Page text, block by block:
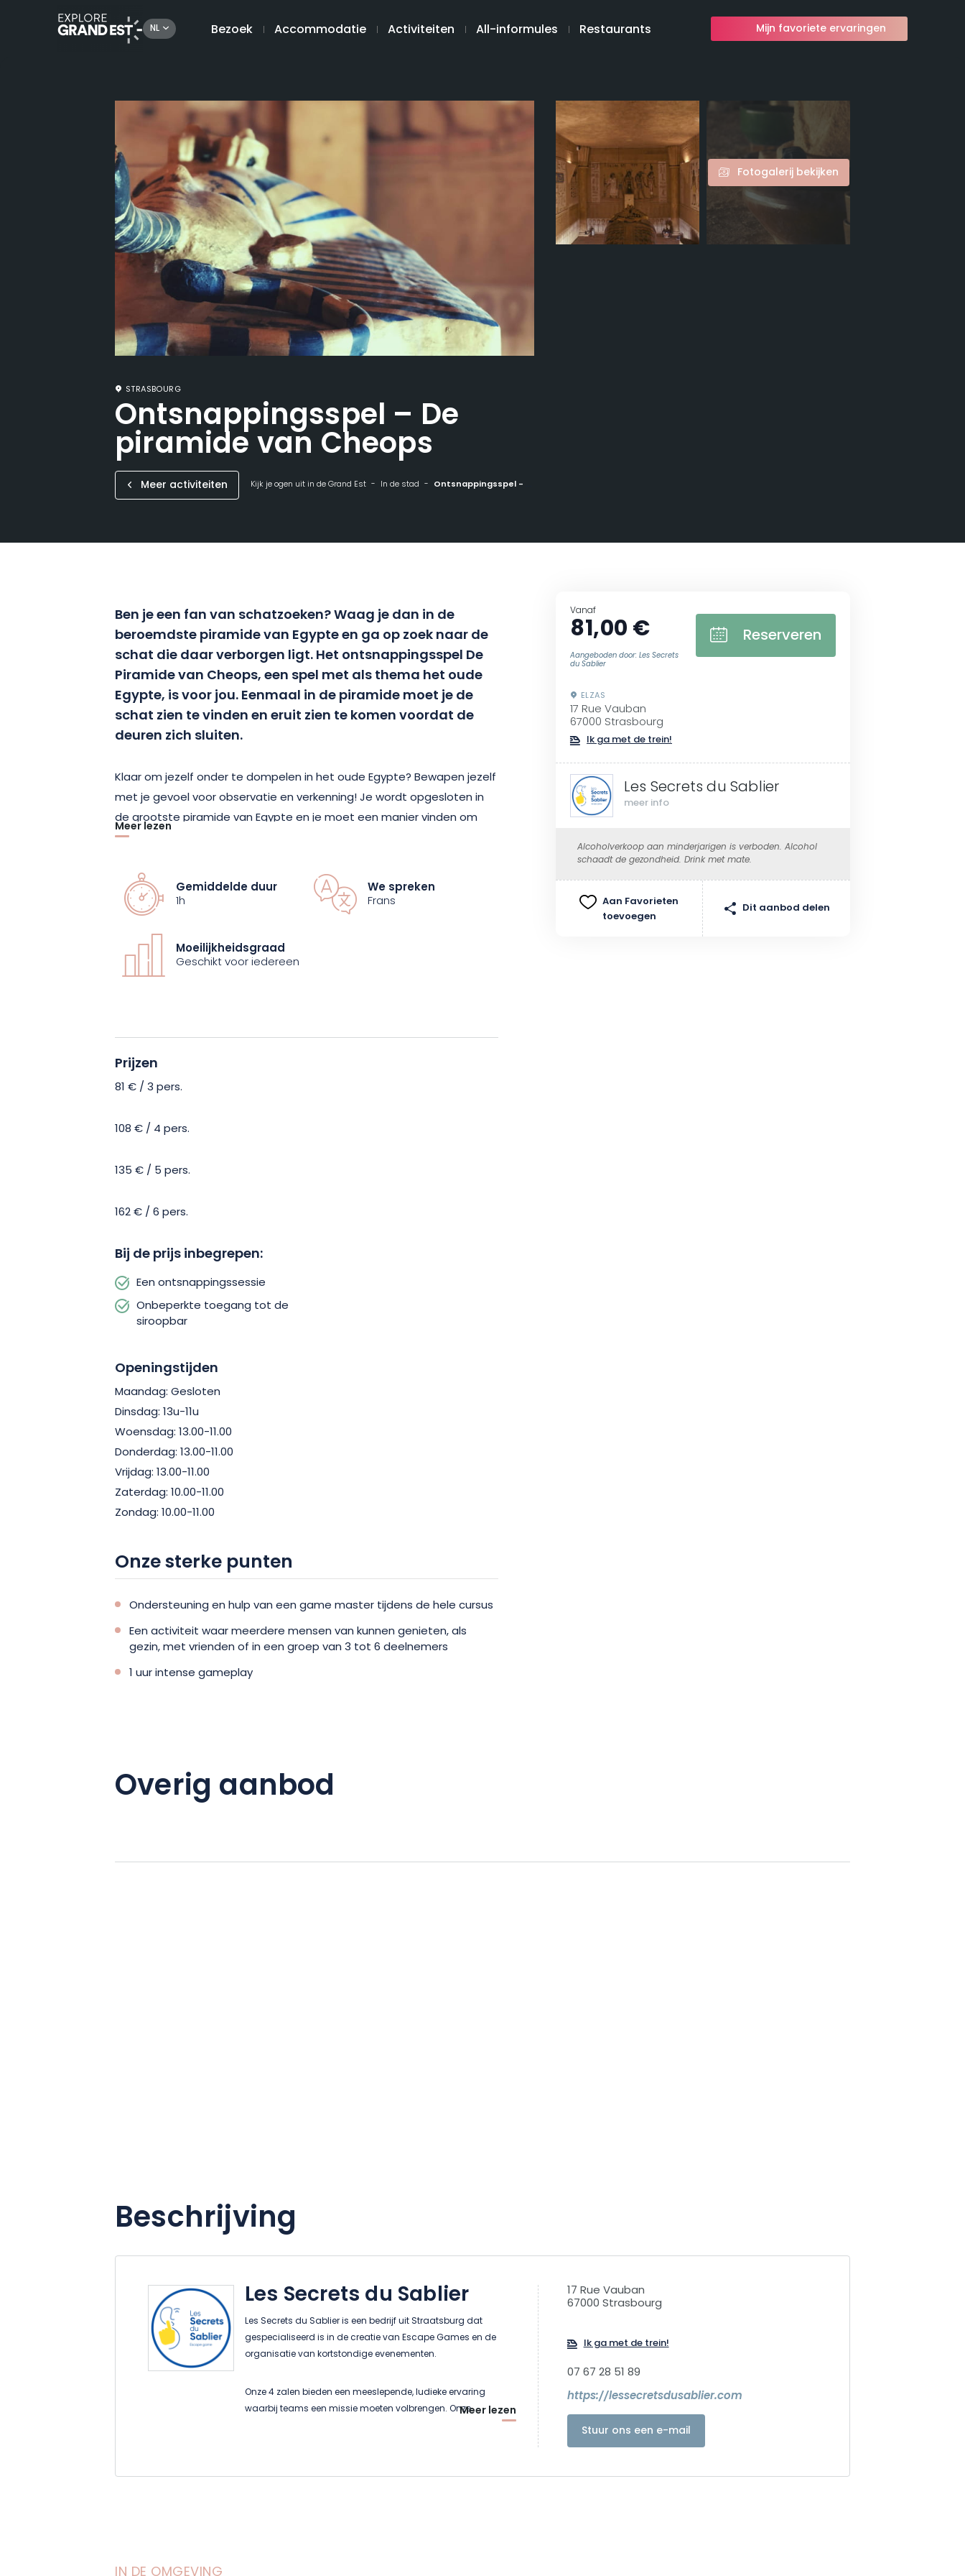
NL Bezoek Accommodatie Activiteiten All-informules Restaurants Mijn favoriete ervaringen
Fotogalerij bekijken
STRASBOURG
Ontsnappingsspel – De
piramide van Cheops
Meer activiteiten Kijk je ogen uit in de Grand Est In de stad Ontsnappingsspel - De piramide van Cheops
Ben je een fan van schatzoeken? Waag je dan in de
beroemdste piramide van Egypte en ga op zoek naar de
schat die daar verborgen ligt. Het ontsnappingsspel De
Piramide van Cheops, een spel met als thema het oude
Egypte, is voor jou. Eenmaal in de piramide moet je de
schat zien te vinden en eruit zien te komen voordat de
deuren zich sluiten.
Klaar om jezelf onder te dompelen in het oude Egypte? Bewapen jezelf
met je gevoel voor observatie en verkenning! Je wordt opgesloten in
de grootste piramide van Egypte en je moet een manier vinden om
het einde te bereiken voordat de tijd om is.
Na de ontsnapping van de vorige deelnemers zijn jullie de nieuwe
uitverkorenen om de nieuwe doorgang van de beroemdste piramide
van de farao te verkennen. Je 1-uur durende avontuur zit vol
aanwijzingen en raadsels om op te lossen: doorloop elke fase, 3 in
totaal, voordat je je schat vindt.
openen. Om deel te nemen aan dit sensationele avonturenspel hoef je
alleen maar nu te reserveren! Je hebt 60 minuten, dus bereid je voor!
Meer lezen
Gemiddelde duur
1h
We spreken
Frans
Moeilijkheidsgraad
Geschikt voor iedereen
Prijzen
81 € / 3 pers.
108 € / 4 pers.
135 € / 5 pers.
162 € / 6 pers.
Bij de prijs inbegrepen:
Een ontsnappingssessie
Onbeperkte toegang tot de
siroopbar
Openingstijden
Maandag: Gesloten
Dinsdag: 13u-11u
Woensdag: 13.00-11.00
Donderdag: 13.00-11.00
Vrijdag: 13.00-11.00
Zaterdag: 10.00-11.00
Zondag: 10.00-11.00
Onze sterke punten
Ondersteuning en hulp van een game master tijdens de hele cursus
Een activiteit waar meerdere mensen van kunnen genieten, als
gezin, met vrienden of in een groep van 3 tot 6 deelnemers
1 uur intense gameplay
Vanaf
81,00 €
Aangeboden door: Les Secrets
du Sablier
Reserveren
ELZAS
17 Rue Vauban
67000 Strasbourg
Ik ga met de trein!
Les Secrets du Sablier
meer info
Alcoholverkoop aan minderjarigen is verboden. Alcohol
schaadt de gezondheid. Drink met mate.
Aan Favorieten
toevoegen
Dit aanbod delen
Overig aanbod
Beschrijving
Les Secrets du Sablier
Les Secrets du Sablier is een bedrijf uit Straatsburg dat
gespecialiseerd is in de creatie van Escape Games en de
organisatie van kortstondige evenementen.
Onze 4 zalen bieden een meeslepende, ludieke ervaring
waarbij teams een missie moeten volbrengen. OnzeMeer lezen
17 Rue Vauban
67000 Strasbourg
Ik ga met de trein!
07 67 28 51 89
https://lessecretsdusablier.com
Stuur ons een e-mail